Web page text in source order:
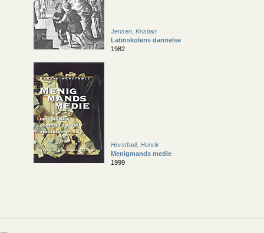
Jensen, Kristian
Latinskolens dannelse
1982
Horstbøll, Henrik
Menigmands medie
1999